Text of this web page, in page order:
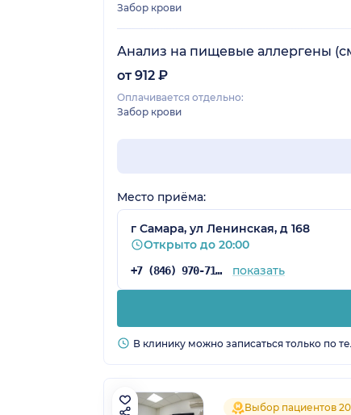
Забор крови
Анализ на пищевые аллергены
от 912 ₽
Оплачивается отдельно:
Забор крови
Место приёма:
г Самара, ул Ленинская, д 168
Открыто до 20:00
+7 (846) 970-71-47 показать
В клинику можно записаться только по
Выбор пациентов